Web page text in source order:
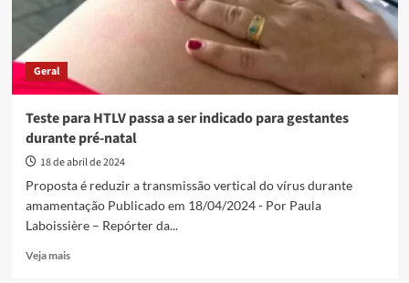
Geral
Teste para HTLV passa a ser indicado para gestantes
durante pré-natal
18 de abril de 2024
Proposta é reduzir a transmissão vertical do vírus durante
amamentação Publicado em 18/04/2024 - Por Paula
Laboissière – Repórter da...
Veja maisRead